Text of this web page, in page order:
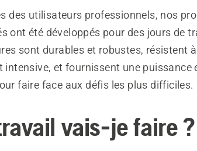
des utilisateurs professionnels, nos
ont été développés pour des jours de
sont durables et robustes, résistent
et fournissent une puissance
faire face aux défis les plus difficiles.
vais-je faire ?